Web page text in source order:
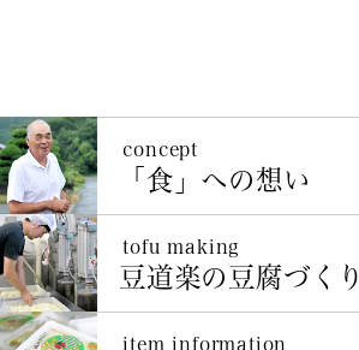
concept
「食」への想い
tofu making
豆道楽の豆腐づくり
item information